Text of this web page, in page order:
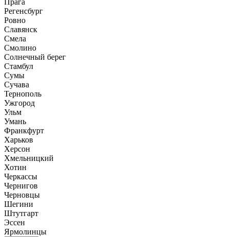
Прага
Регенсбург
Ровно
Славянск
Смела
Смолино
Солнечный берег
Стамбул
Сумы
Сучава
Тернополь
Ужгород
Ульм
Умань
Франкфурт
Харьков
Херсон
Хмельницкий
Хотин
Черкассы
Чернигов
Черновцы
Шегини
Штутгарт
Эссен
Ярмолинцы